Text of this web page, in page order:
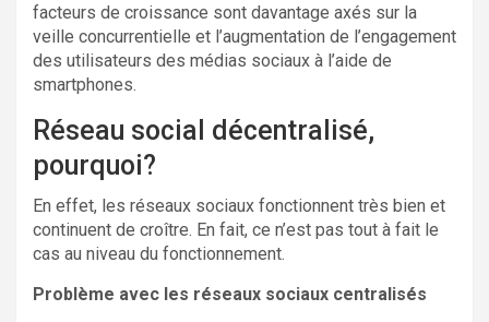
facteurs de croissance sont davantage axés sur la
veille concurrentielle et l’augmentation de l’engagement
des utilisateurs des médias sociaux à l’aide de
smartphones.
Réseau social décentralisé,
pourquoi?
En effet, les réseaux sociaux fonctionnent très bien et
continuent de croître. En fait, ce n’est pas tout à fait le
cas au niveau du fonctionnement.
Problème avec les réseaux sociaux centralisés